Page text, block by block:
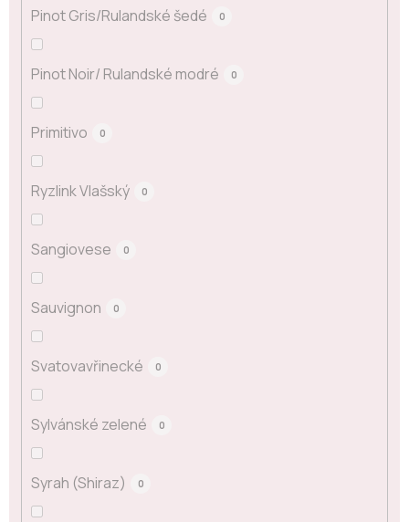
Pinot Gris/Rulandské šedé 0
Pinot Noir/ Rulandské modré 0
Primitivo 0
Ryzlink Vlašský 0
Sangiovese 0
Sauvignon 0
Svatovavřinecké 0
Sylvánské zelené 0
Syrah (Shiraz) 0